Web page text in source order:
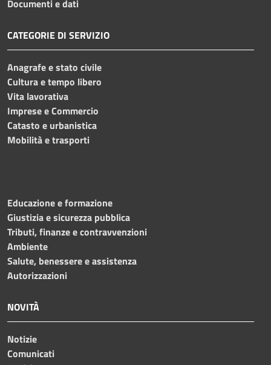
Documenti e dati
CATEGORIE DI SERVIZIO
Anagrafe e stato civile
Cultura e tempo libero
Vita lavorativa
Imprese e Commercio
Catasto e urbanistica
Mobilità e trasporti
Educazione e formazione
Giustizia e sicurezza pubblica
Tributi, finanze e contravvenzioni
Ambiente
Salute, benessere e assistenza
Autorizzazioni
NOVITÀ
Notizie
Comunicati